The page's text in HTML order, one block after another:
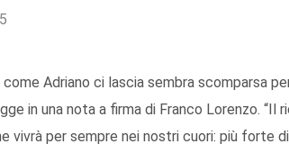
come Adriano ci lascia sembra scomparsa
in una nota a firma di Franco Lorenzo.
vivrà per sempre nei nostri cuori: più forte